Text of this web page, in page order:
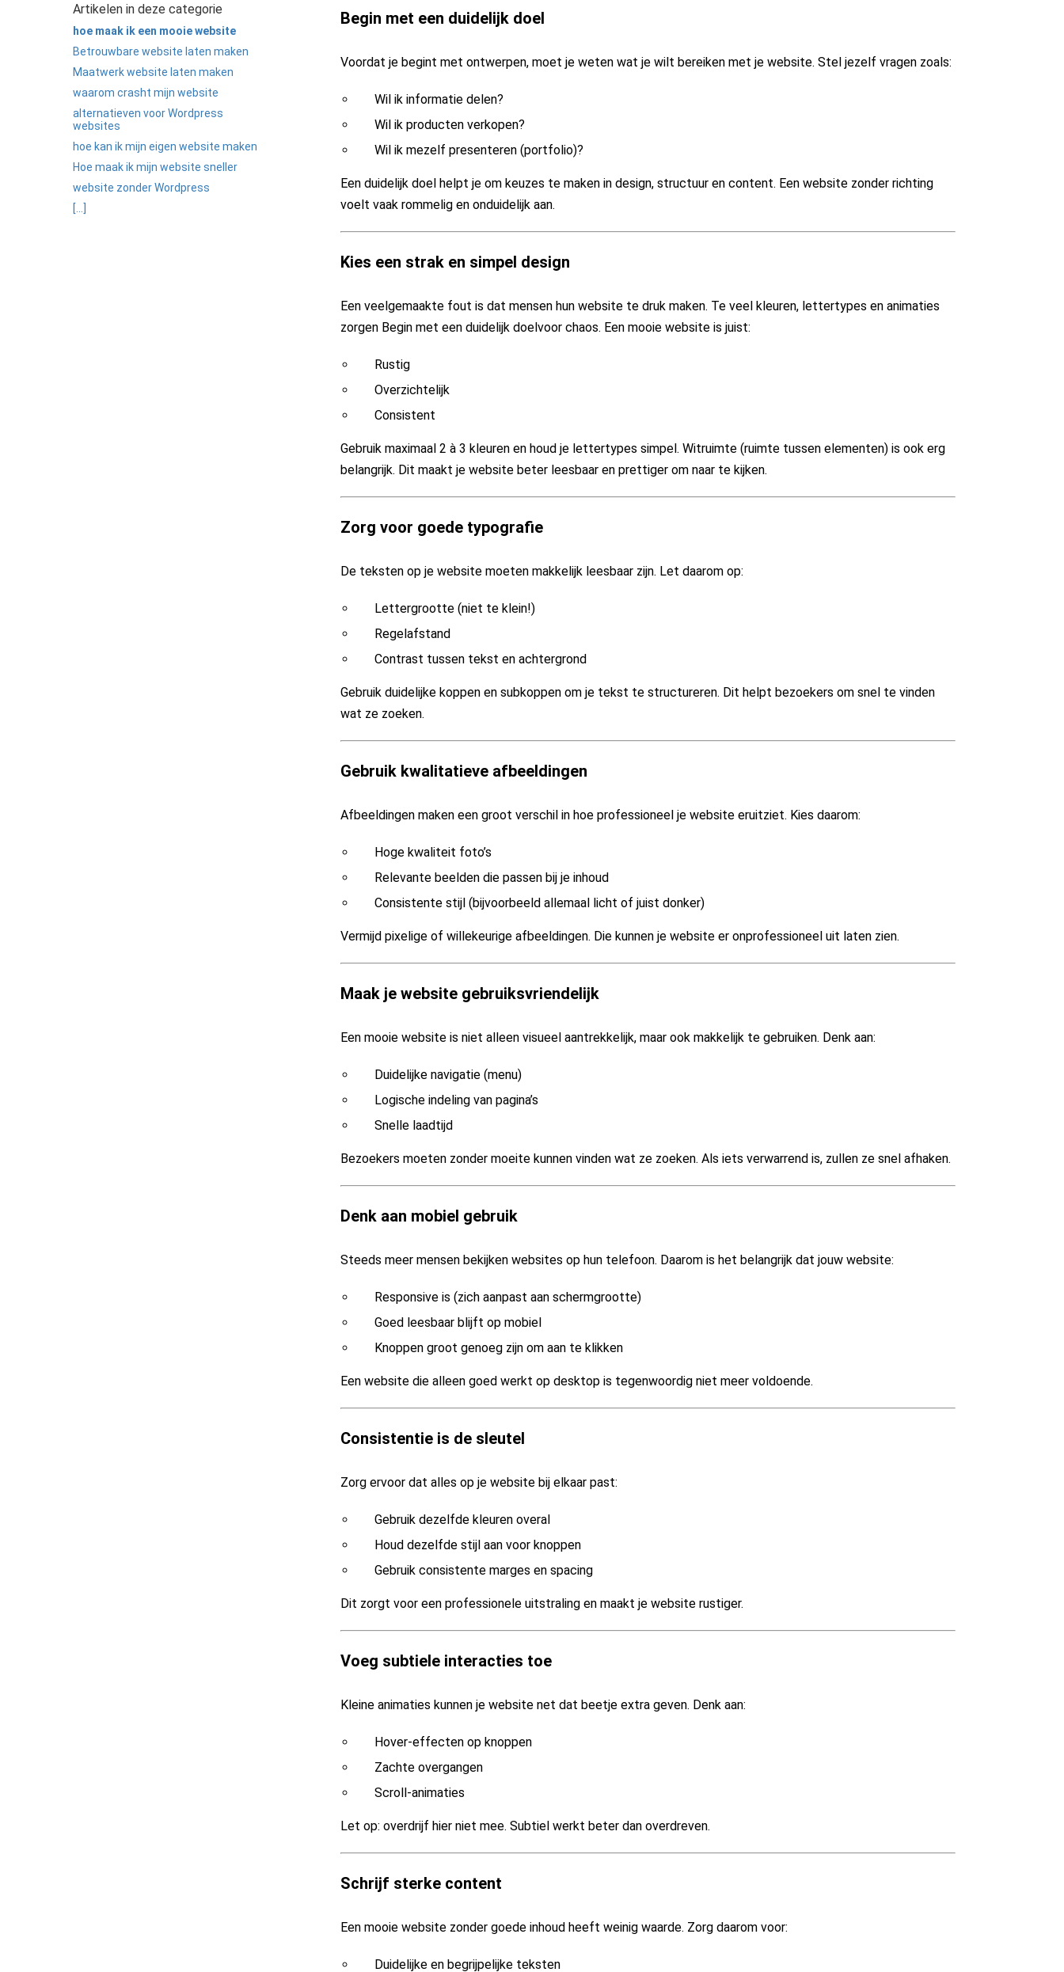
Artikelen in deze categorie
hoe maak ik een mooie website
Betrouwbare website laten maken
Maatwerk website laten maken
waarom crasht mijn website
alternatieven voor Wordpress
websites
hoe kan ik mijn eigen website maken
Hoe maak ik mijn website sneller
website zonder Wordpress
[...]
Begin met een duidelijk doel
Voordat je begint met ontwerpen, moet je weten wat je wilt bereiken met je website. Stel jezelf vragen zoals:
Wil ik informatie delen?
Wil ik producten verkopen?
Wil ik mezelf presenteren (portfolio)?
Een duidelijk doel helpt je om keuzes te maken in design, structuur en content. Een website zonder richting
voelt vaak rommelig en onduidelijk aan.
Kies een strak en simpel design
Een veelgemaakte fout is dat mensen hun website te druk maken. Te veel kleuren, lettertypes en animaties
zorgen Begin met een duidelijk doelvoor chaos. Een mooie website is juist:
Rustig
Overzichtelijk
Consistent
Gebruik maximaal 2 à 3 kleuren en houd je lettertypes simpel. Witruimte (ruimte tussen elementen) is ook erg
belangrijk. Dit maakt je website beter leesbaar en prettiger om naar te kijken.
Zorg voor goede typografie
De teksten op je website moeten makkelijk leesbaar zijn. Let daarom op:
Lettergrootte (niet te klein!)
Regelafstand
Contrast tussen tekst en achtergrond
Gebruik duidelijke koppen en subkoppen om je tekst te structureren. Dit helpt bezoekers om snel te vinden
wat ze zoeken.
Gebruik kwalitatieve afbeeldingen
Afbeeldingen maken een groot verschil in hoe professioneel je website eruitziet. Kies daarom:
Hoge kwaliteit foto’s
Relevante beelden die passen bij je inhoud
Consistente stijl (bijvoorbeeld allemaal licht of juist donker)
Vermijd pixelige of willekeurige afbeeldingen. Die kunnen je website er onprofessioneel uit laten zien.
Maak je website gebruiksvriendelijk
Een mooie website is niet alleen visueel aantrekkelijk, maar ook makkelijk te gebruiken. Denk aan:
Duidelijke navigatie (menu)
Logische indeling van pagina’s
Snelle laadtijd
Bezoekers moeten zonder moeite kunnen vinden wat ze zoeken. Als iets verwarrend is, zullen ze snel afhaken.
Denk aan mobiel gebruik
Steeds meer mensen bekijken websites op hun telefoon. Daarom is het belangrijk dat jouw website:
Responsive is (zich aanpast aan schermgrootte)
Goed leesbaar blijft op mobiel
Knoppen groot genoeg zijn om aan te klikken
Een website die alleen goed werkt op desktop is tegenwoordig niet meer voldoende.
Consistentie is de sleutel
Zorg ervoor dat alles op je website bij elkaar past:
Gebruik dezelfde kleuren overal
Houd dezelfde stijl aan voor knoppen
Gebruik consistente marges en spacing
Dit zorgt voor een professionele uitstraling en maakt je website rustiger.
Voeg subtiele interacties toe
Kleine animaties kunnen je website net dat beetje extra geven. Denk aan:
Hover-effecten op knoppen
Zachte overgangen
Scroll-animaties
Let op: overdrijf hier niet mee. Subtiel werkt beter dan overdreven.
Schrijf sterke content
Een mooie website zonder goede inhoud heeft weinig waarde. Zorg daarom voor:
Duidelijke en begrijpelijke teksten